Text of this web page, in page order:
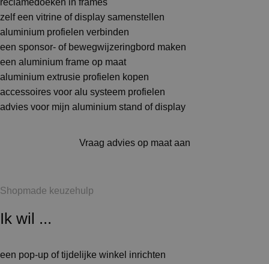
zelf een vitrine of display samenstellen
aluminium profielen verbinden
een sponsor- of bewegwijzeringbord maken
een aluminium frame op maat
aluminium extrusie profielen kopen
accessoires voor alu systeem profielen
advies voor mijn aluminium stand of display
Vraag advies op maat aan
Shopmade keuzehulp
Ik wil ...
een pop-up of tijdelijke winkel inrichten